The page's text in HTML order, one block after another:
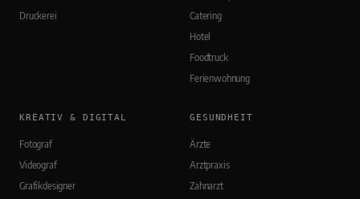
Druckerei
Catering
Hotel
Foodtruck
Ferienwohnung
KREATIV & DIGITAL
Fotograf
Videograf
Grafikdesigner
GESUNDHEIT
Ärzte
Arztpraxis
Zahnarzt